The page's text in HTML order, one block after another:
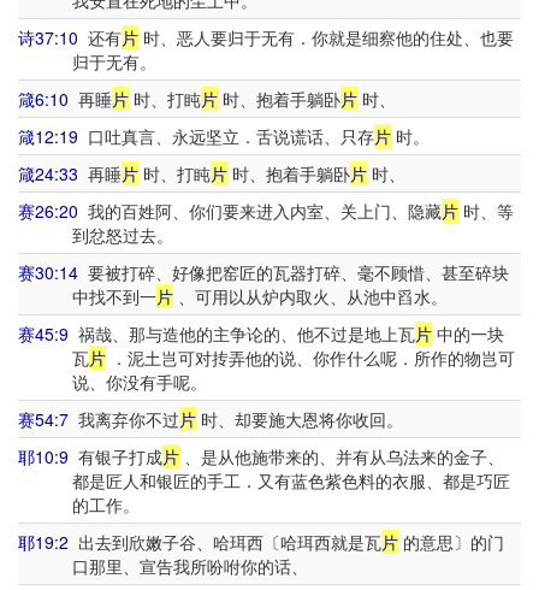
诗37:10 还有片 时、恶人要归于无有．你就是细察他的住处、也要
归于无有。
箴6:10 再睡片 时、打盹片 时、抱着手躺卧片 时、
箴12:19 口吐真言、永远坚立．舌说谎话、只存片 时。
箴24:33 再睡片 时、打盹片 时、抱着手躺卧片 时、
赛26:20 我的百姓阿、你们要来进入内室、关上门、隐藏片 时、等
到忿怒过去。
赛30:14 要被打碎、好像把窑匠的瓦器打碎、毫不顾惜、甚至碎块
中找不到一片、可用以从炉内取火、从池中舀水。
赛45:9 祸哉、那与造他的主争论的、他不过是地上瓦片 中的一块
瓦片．泥土岂可对抟弄他的说、你作什么呢．所作的物岂可
说、你没有手呢。
赛54:7 我离弃你不过片 时、却要施大恩将你收回。
耶10:9 有银子打成片 、是从他施带来的、并有从乌法来的金子、
都是匠人和银匠的手工．又有蓝色紫色料的衣服、都是巧匠
的工作。
耶19:2 出去到欣嫩子谷、哈珥西〔哈珥西就是瓦片 的意思〕的门
口那里、宣告我所吩咐你的话、